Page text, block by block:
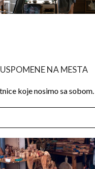
USPOMENE NA MESTA
koje nosimo sa sobom.